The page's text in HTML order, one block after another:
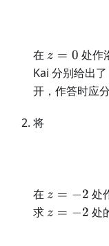
在 z=0
z = 0 处作
Kai 分别给出了
开，作答时应分
将
在 z=-2
z = −2 处
求 z=-2
z = −2 处